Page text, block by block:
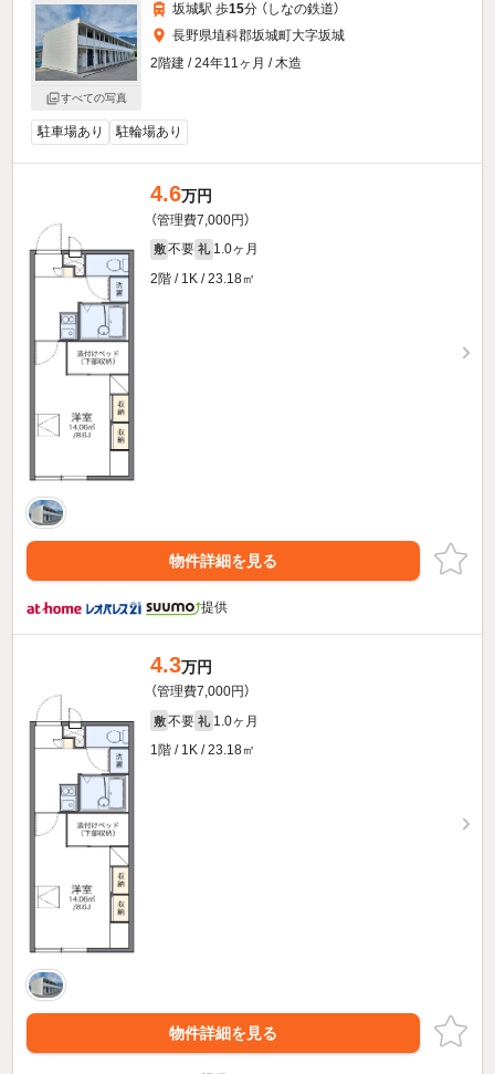
すべての写真
坂城駅 歩15分 （しなの鉄道）
長野県埴科郡坂城町大字坂城
2階建 / 24年11ヶ月 / 木造
駐車場あり 駐輪場あり
4.6万円
（管理費7,000円）
敷 不要 礼 1.0ヶ月
2階 / 1K / 23.18㎡
物件詳細を見る
提供
4.3万円
（管理費7,000円）
敷 不要 礼 1.0ヶ月
1階 / 1K / 23.18㎡
物件詳細を見る